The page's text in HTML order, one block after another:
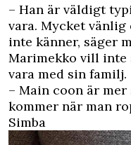
– Han är väldigt
vara. Mycket
inte känner, säger
Marimekko vill
vara med sin familj.
– Main coon är
kommer när man
Simba